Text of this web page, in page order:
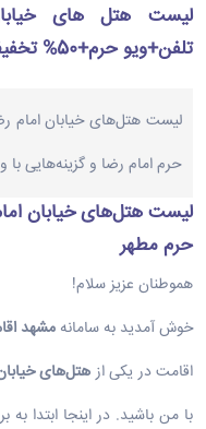
لیست هتل های
تلفن+ویو حرم+50% تخفیف
لیست هتل‌های خیابان امام
حرم امام رضا و گزینه‌هایی با
لیست هتل‌های خیابان
حرم مطهر
هموطنان عزیز سلام!
خوش آمدید به سامانه مشهد
اقامت در یکی از هتل‌های
با من باشید. در اینجا ابتدا به